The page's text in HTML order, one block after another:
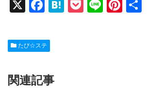
X
F
c
e
o
H
P
Li
Pi
たび☆ステ
関連記事